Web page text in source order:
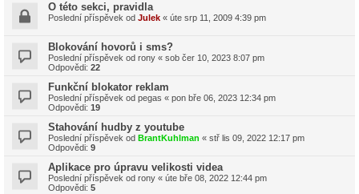
O této sekci, pravidla
Poslední příspěvek od Julek « úte srp 11, 2009 4:39 pm
Blokování hovorů i sms?
Poslední příspěvek od rony « sob čer 10, 2023 8:07 pm
Odpovědi: 22
Funkční blokator reklam
Poslední příspěvek od pegas « pon bře 06, 2023 12:34 pm
Odpovědi: 19
Stahování hudby z youtube
Poslední příspěvek od BrantKuhlman « stř lis 09, 2022 12:17 pm
Odpovědi: 9
Aplikace pro úpravu velikosti videa
Poslední příspěvek od rony « úte bře 08, 2022 12:44 pm
Odpovědi: 5